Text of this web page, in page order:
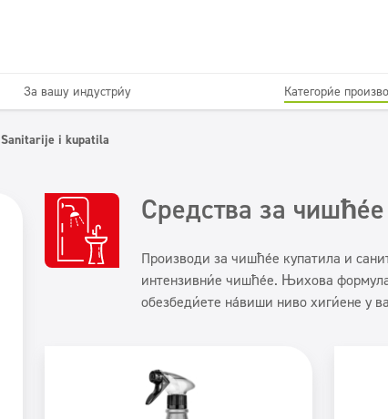
За вашу индустрију
Предузећа за чишћење
Категорије
Sanitarije i kupatila
Средства за
Производи за чишћење купатила и
интензивније чишћење. Њихова
обезбедићете највиши ниво хигијене у